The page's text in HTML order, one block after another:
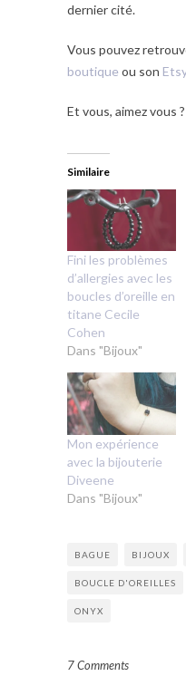
dernier cité.
Vous pouvez
boutique ou son Etsy
Et vous, aimez vous
Similaire
Fini les problèmes
d’allergies avec les
boucles d’oreille en
titane Cecile
Cohen
Dans "Bijoux"
Mon expérience
avec la bijouterie
Diveene
Dans "Bijoux"
BAGUE BIJOUX
BOUCLE D'OREILLES
ONYX
7 Comments